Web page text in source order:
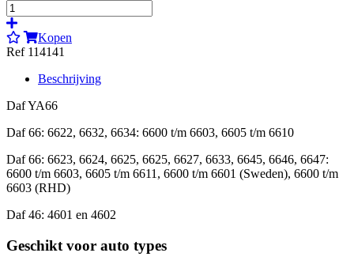
Kopen
Ref 114141
Beschrijving
Daf YA66
Daf 66: 6622, 6632, 6634: 6600 t/m 6603, 6605 t/m 6610
Daf 66: 6623, 6624, 6625, 6625, 6627, 6633, 6645, 6646, 6647:
6600 t/m 6603, 6605 t/m 6611, 6600 t/m 6601 (Sweden), 6600 t/m
6603 (RHD)
Daf 46: 4601 en 4602
Geschikt voor auto types